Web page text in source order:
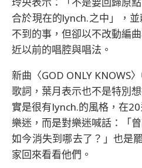
合於現在的lynch.之中」，
不到的事，但卻以不改動編
近以前的唱腔與唱法。
新曲〈GOD ONLY KNOWS
歌詞，葉月表示也不是特別
實是很有lynch.的風格，在
樂迷，而是對樂迷喊話：「
如今消失到哪去了？」也是
家回來看看他們。